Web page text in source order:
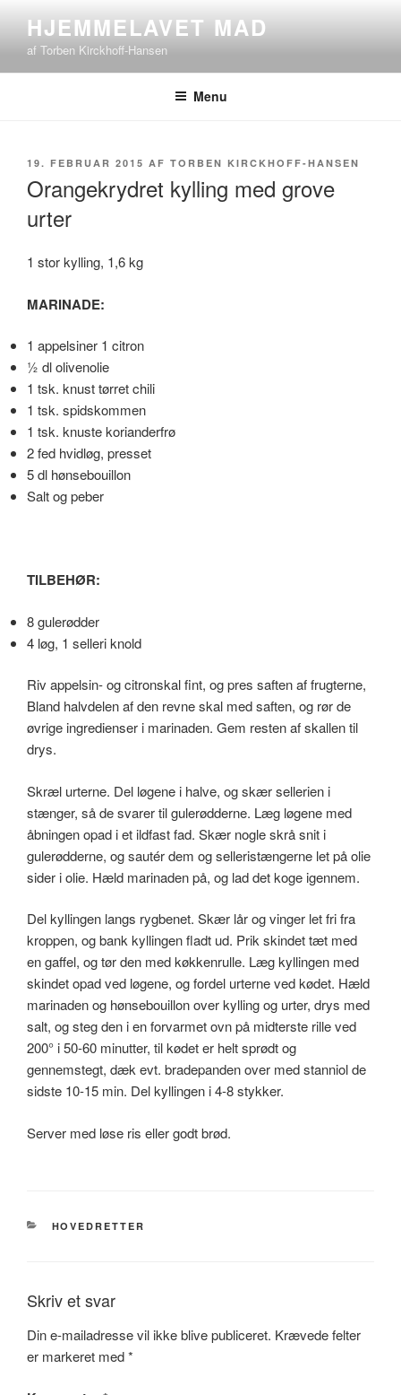
indhold
HJEMMELAVET MAD
af Torben Kirckhoff-Hansen
Menu
UDGIVET
19. FEBRUAR 2015 AF TORBEN KIRCKHOFF-HANSEN
Orangekrydret kylling med grove
urter
1 stor kylling, 1,6 kg
MARINADE:
1 appelsiner 1 citron
½ dl olivenolie
1 tsk. knust tørret chili
1 tsk. spidskommen
1 tsk. knuste korianderfrø
2 fed hvidløg, presset
5 dl hønsebouillon
Salt og peber
TILBEHØR:
8 gulerødder
4 løg, 1 selleri knold
Riv appelsin- og citronskal fint, og pres saften af frugterne,
Bland halvdelen af den revne skal med saften, og rør de
øvrige ingredienser i marinaden. Gem resten af skallen til
drys.
Skræl urterne. Del løgene i halve, og skær sellerien i
stænger, så de svarer til gulerødderne. Læg løgene med
åbningen opad i et ildfast fad. Skær nogle skrå snit i
gulerødderne, og sautér dem og selleristængerne let på olie
sider i olie. Hæld marinaden på, og lad det koge igennem.
Del kyllingen langs rygbenet. Skær lår og vinger let fri fra
kroppen, og bank kyllingen fladt ud. Prik skindet tæt med
en gaffel, og tør den med køkkenrulle. Læg kyllingen med
skindet opad ved løgene, og fordel urterne ved kødet. Hæld
marinaden og hønsebouillon over kylling og urter, drys med
salt, og steg den i en forvarmet ovn på midterste rille ved
200° i 50-60 minutter, til kødet er helt sprødt og
gennemstegt, dæk evt. bradepanden over med stanniol de
sidste 10-15 min. Del kyllingen i 4-8 stykker.
Server med løse ris eller godt brød.
KATEGORIER
HOVEDRETTER
Skriv et svar
Din e-mailadresse vil ikke blive publiceret. Krævede felter
er markeret med*